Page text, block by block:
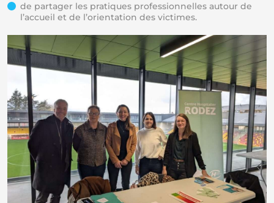
de partager les pratiques professionnelles autour de
l’accueil et de l’orientation des victimes.